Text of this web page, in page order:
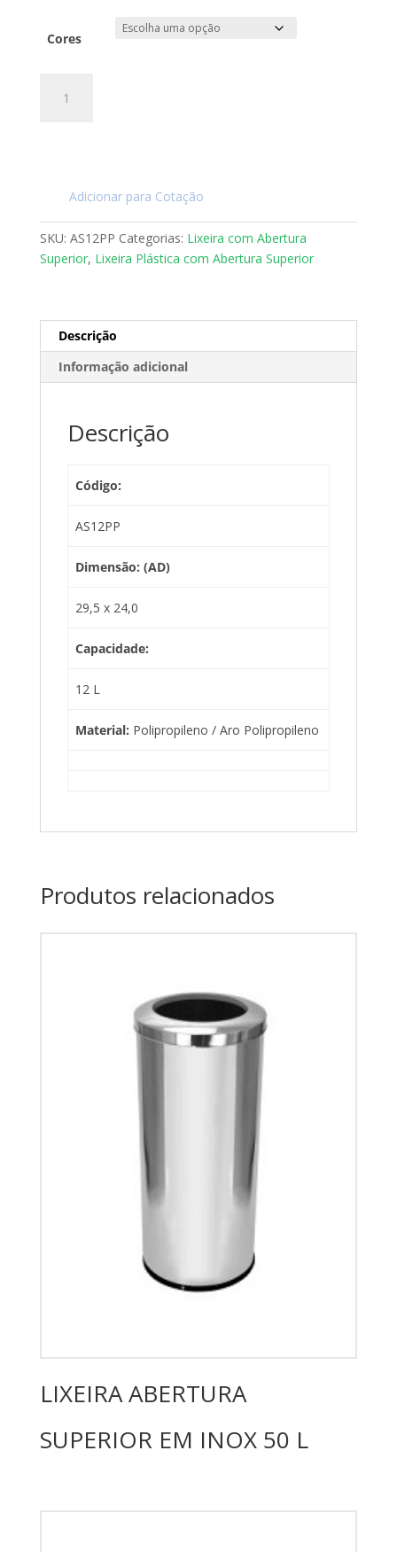
Cores
ABERTURA
quantidade
Adicionar para Cotação
SKU: AS12PP Categorias: Lixeira com Abertura
Superior, Lixeira Plástica com Abertura Superior
Descrição
Informação adicional
Descrição
Código:
AS12PP
Dimensão: (AD)
29,5 x 24,0
Capacidade:
12 L
Material: Polipropileno / Aro Polipropileno
Produtos relacionados
LIXEIRA ABERTURA
SUPERIOR EM INOX 50 L